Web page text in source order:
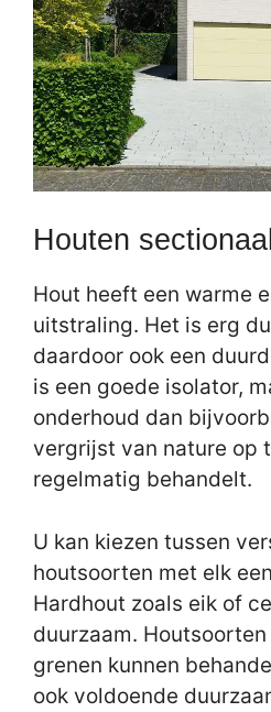
Houten
Hout heeft een warme
uitstraling. Het is erg
daardoor ook een
is een goede isolator,
onderhoud dan
vergrijst van nature op
regelmatig behandelt.
U kan kiezen tussen
houtsoorten met elk
Hardhout zoals eik of
duurzaam.
grenen kunnen
ook voldoende